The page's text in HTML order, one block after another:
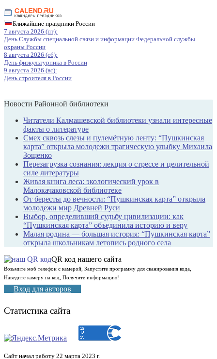
Ближайшие праздники России
7 августа 2026 (пт):
День Службы специальной связи и информации Федеральной службы
охраны России
8 августа 2026 (сб):
День физкультурника в России
9 августа 2026 (вс):
День строителя в России
Новости Районной библиотеки
Читатели Калмашевской библиотеки узнали интересные
факты о литературе
Смех сквозь слезы и пулемётную ленту: “Пушкинская
карта” открыла молодежи трагическую улыбку Михаила
Зощенко
Перезагрузка сознания: лекция о стрессе и целительной
силе литературы
Живая книга леса: экологический урок в
Малокачаковской библиотеке
От бересты до вечности: “Пушкинская карта” открыла
молодежи мир Древней Руси
Выбор, определивший судьбу цивилизации: как
“Пушкинская карта” объединила историю и веру
Малая родина — большая история: “Пушкинская карта”
открыла школьникам летопись родного села
QR код нашего сайта
Возьмите моб телефон с камерой, Запустите программу для сканирования кода,
Наведите камеру на код, Получите информацию!
Вход для авторов
Статистика сайта
Сайт начал работу 22 марта 2023 г.